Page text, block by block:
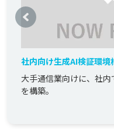
社内向け生成AI検証環境
大手通信業向けに、社
を構築。